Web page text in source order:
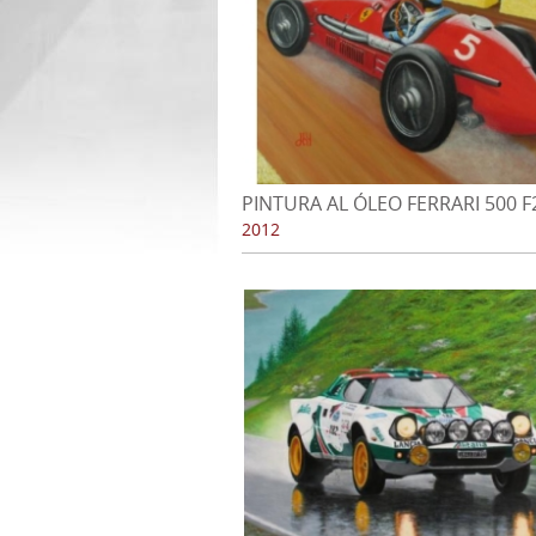
PINTURA AL ÓLEO FERRARI 500
Alberto Ascari en GP. de
1953
2012